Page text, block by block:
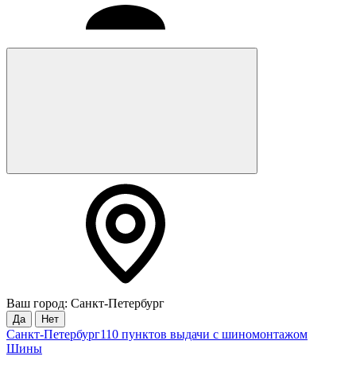
Ваш город: Санкт-Петербург
Да Нет
Санкт-Петербург110 пунктов выдачи с шиномонтажом
Шины